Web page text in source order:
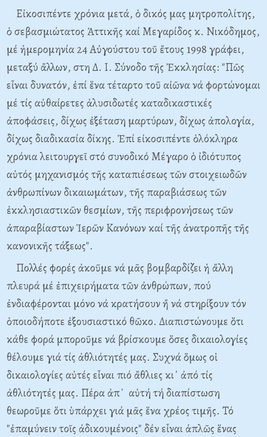
Εἰκοσιπέντε χρόνια μετά, ὁ δικός μας μητροπολίτης,
ὁ σεβασμιώτατος Ἀττικῆς καί Μεγαρίδος κ. Νικόδημος,
μέ ἡμερομηνία 24 Αὐγούστου τοῦ ἔτους 1998 γράφει,
μεταξύ ἄλλων, στη Δ. Ι. Σύνοδο τῆς Ἐκκλησίας: "Πῶς
εἶναι δυνατόν, ἐπί ἕνα τέταρτο τοῦ αἰῶνα νά φορτώνομαι
μέ τίς αὐθαίρετες ἁλυσιδωτές καταδικαστικές
ἀποφάσεις, δίχως ἐξέταση μαρτύρων, δίχως ἀπολογία,
δίχως διαδικασία δίκης. Ἐπί εἰκοσιπέντε ὁλόκληρα
χρόνια λειτουργεῖ στό συνοδικό Μέγαρο ὁ ἰδιότυπος
αὐτός μηχανισμός τῆς καταπιέσεως τῶν στοιχειωδῶν
ἀνθρωπίνων δικαιωμάτων, τῆς παραβιάσεως τῶν
ἐκκλησιαστικῶν θεσμίων, τῆς περιφρονήσεως τῶν
ἀπαραβίαστων Ἱερῶν Κανόνων καί τῆς ἀνατροπῆς τῆς
κανονικῆς τάξεως".
Πολλές φορές ἀκοῦμε νά μᾶς βομβαρδίζει ἡ ἄλλη
πλευρά μέ ἐπιχειρήματα τῶν ἀνθρώπων, πού
ἐνδιαφέρονται μόνο νά κρατήσουν ἤ νά στηρίξουν τόν
ὁποιοδήποτε ἐξουσιαστικό θῶκο. Διαπιστώνουμε ὅτι
κάθε φορά μποροῦμε νά βρίσκουμε ὅσες δικαιολογίες
θέλουμε γιά τίς ἀθλιότητές μας. Συχνά ὅμως οἱ
δικαιολογίες αὐτές εἶναι πιό ἄθλιες κι᾿ ἀπό τίς
ἀθλιότητές μας. Πέρα ἀπ᾿ αὐτή τή διαπίστωση
θεωροῦμε ὅτι ὑπάρχει γιά μᾶς ἕνα χρέος τιμῆς. Τό
"ἐπαμύνειν τοῖς ἀδικουμένοις" δέν εἶναι ἁπλῶς ἕνας